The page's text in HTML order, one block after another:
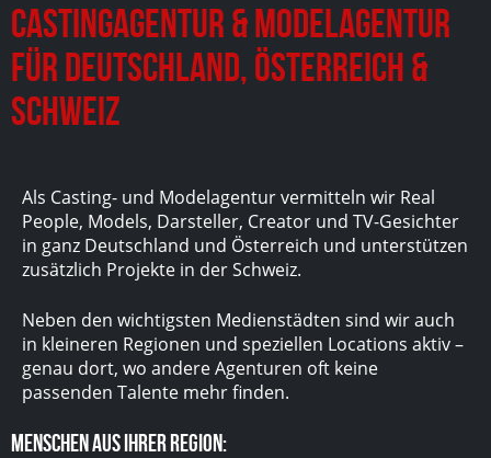
Castingagentur & Modelagentur
für Deutschland, Österreich &
Schweiz
Als Casting- und Modelagentur vermitteln wir Real
People, Models, Darsteller, Creator und TV-Gesichter
in ganz Deutschland und Österreich und unterstützen
zusätzlich Projekte in der Schweiz.
Neben den wichtigsten Medienstädten sind wir auch
in kleineren Regionen und speziellen Locations aktiv –
genau dort, wo andere Agenturen oft keine
passenden Talente mehr finden.
Menschen aus Ihrer Region: